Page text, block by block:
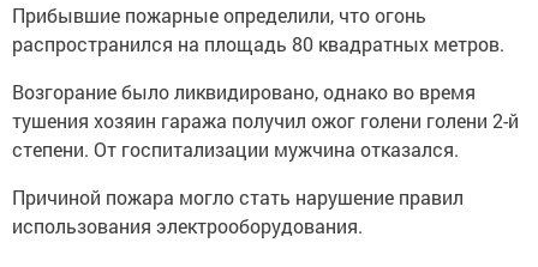
Прибывшие пожарные определили, что огонь
распространился на площадь 80 квадратных метров.
Возгорание было ликвидировано, однако во время
тушения хозяин гаража получил ожог голени голени 2-й
степени. От госпитализации мужчина отказался.
Причиной пожара могло стать нарушение правил
использования электрооборудования.